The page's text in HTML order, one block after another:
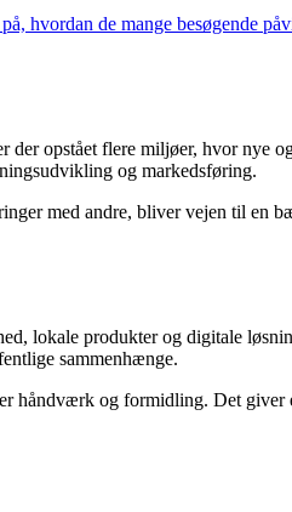
hvordan de mange besøgende
opstået flere miljøer, hvor nye
og markedsføring.
med andre, bliver vejen til en
lokale produkter og digitale
sammenhænge.
håndværk og formidling. Det